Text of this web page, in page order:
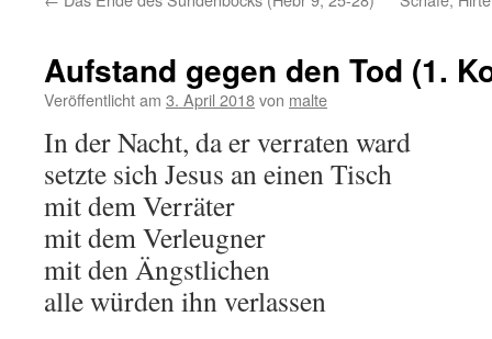
Aufstand gegen den Tod (1.
Veröffentlicht am 3. April 2018von malte
In der Nacht, da er verraten ward
setzte sich Jesus an einen Tisch
mit dem Verräter
mit dem Verleugner
mit den Ängstlichen
alle würden ihn verlassen